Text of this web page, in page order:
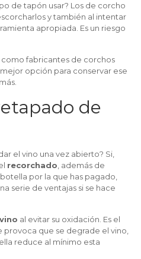
de tapón usar? Los de corcho
y también al intentar
apropiada. Es un riesgo
, como fabricantes de corchos
opción para conservar ese
de
el vino una vez abierto? Si,
recorchado , además de
por la que has pagado,
serie de ventajas si se hace
al evitar su oxidación. Es el
que se degrade el vino,
reduce al mínimo esta